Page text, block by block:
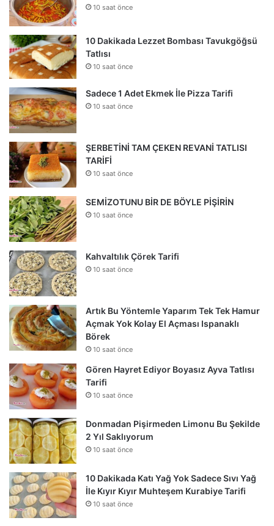
10 saat önce
10 Dakikada Lezzet Bombası Tavukgöğsü
Tatlısı
10 saat önce
Sadece 1 Adet Ekmek İle Pizza Tarifi
10 saat önce
ŞERBETİNİ TAM ÇEKEN REVANİ TATLISI
TARİFİ
10 saat önce
SEMİZOTUNU BİR DE BÖYLE PİŞİRİN
10 saat önce
Kahvaltılık Çörek Tarifi
10 saat önce
Artık Bu Yöntemle Yaparım Tek Tek Hamur
Açmak Yok Kolay El Açması Ispanaklı
Börek
10 saat önce
Gören Hayret Ediyor Boyasız Ayva Tatlısı
Tarifi
10 saat önce
Donmadan Pişirmeden Limonu Bu Şekilde
2 Yıl Saklıyorum
10 saat önce
10 Dakikada Katı Yağ Yok Sadece Sıvı Yağ
İle Kıyır Kıyır Muhteşem Kurabiye Tarifi
10 saat önce